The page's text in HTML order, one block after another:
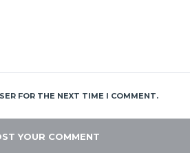
FOR THE NEXT TIME I COMMENT.